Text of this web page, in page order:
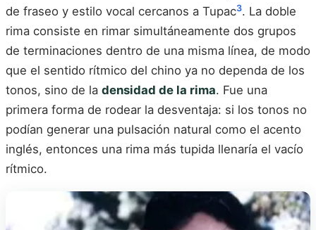
de fraseo y estilo vocal cercanos a Tupac3. La doble
rima consiste en rimar simultáneamente dos grupos
de terminaciones dentro de una misma línea, de modo
que el sentido rítmico del chino ya no dependa de los
tonos, sino de la densidad de la rima. Fue una
primera forma de rodear la desventaja: si los tonos no
podían generar una pulsación natural como el acento
inglés, entonces una rima más tupida llenaría el vacío
rítmico.